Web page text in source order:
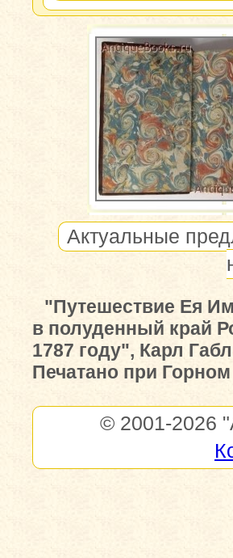
Актуальные
"Путешествие Ея
в полуденный край
1787 году", Карл
Печатано при
© 2001-2026